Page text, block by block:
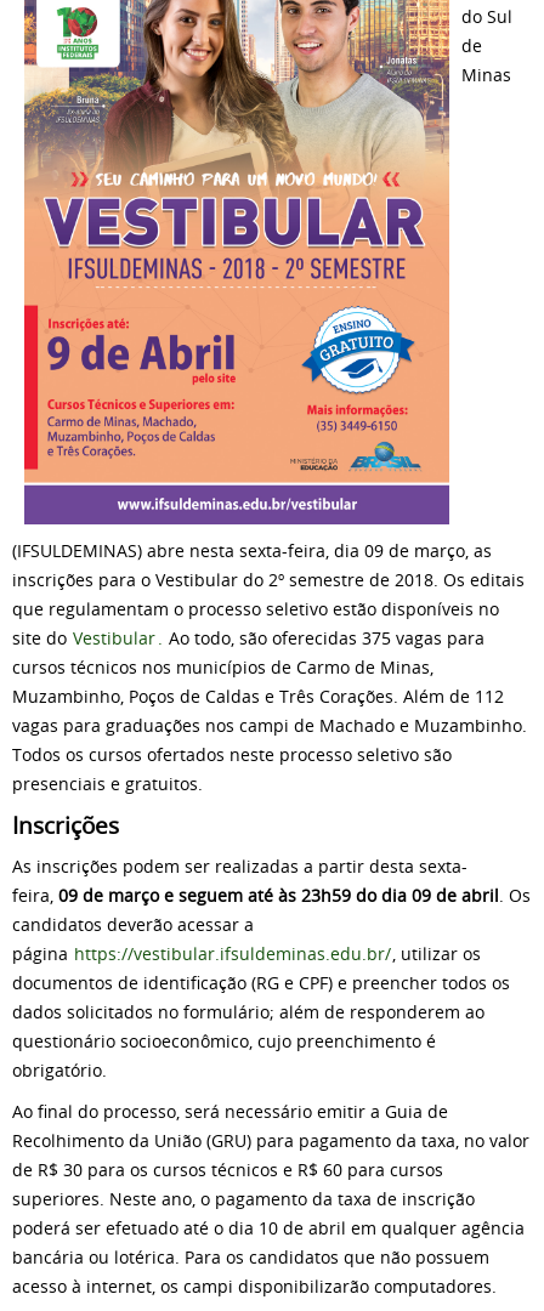
do Sul
de
Minas
(IFSULDEMINAS) abre nesta sexta-feira, dia 09 de março, as
inscrições para o Vestibular do 2º semestre de 2018. Os editais
que regulamentam o processo seletivo estão disponíveis no
site do Vestibular Ao todo, são oferecidas 375 vagas para
cursos técnicos nos municípios de Carmo de Minas,
Muzambinho, Poços de Caldas e Três Corações. Além de 112
vagas para graduações nos campi de Machado e Muzambinho.
Todos os cursos ofertados neste processo seletivo são
presenciais e gratuitos.
Inscrições
As inscrições podem ser realizadas a partir desta sexta-
feira, 09 de março e seguem até às 23h59 do dia 09 de abril . Os
candidatos deverão acessar a
página https://vestibular.ifsuldeminas.edu.br/ , utilizar os
documentos de identificação (RG e CPF) e preencher todos os
dados solicitados no formulário; além de responderem ao
questionário socioeconômico, cujo preenchimento é
obrigatório.
Ao final do processo, será necessário emitir a Guia de
Recolhimento da União (GRU) para pagamento da taxa, no valor
de R$ 30 para os cursos técnicos e R$ 60 para cursos
superiores. Neste ano, o pagamento da taxa de inscrição
poderá ser efetuado até o dia 10 de abril em qualquer agência
bancária ou lotérica. Para os candidatos que não possuem
acesso à internet, os campi disponibilizarão computadores.